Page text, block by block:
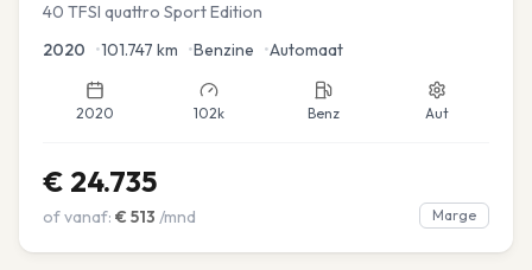
40 TFSI quattro Sport Edition
2020 •101.747 km •Benzine •Automaat
2020 102k Benz Aut
€ 24.735
of vanaf: € 513 /mnd Marge